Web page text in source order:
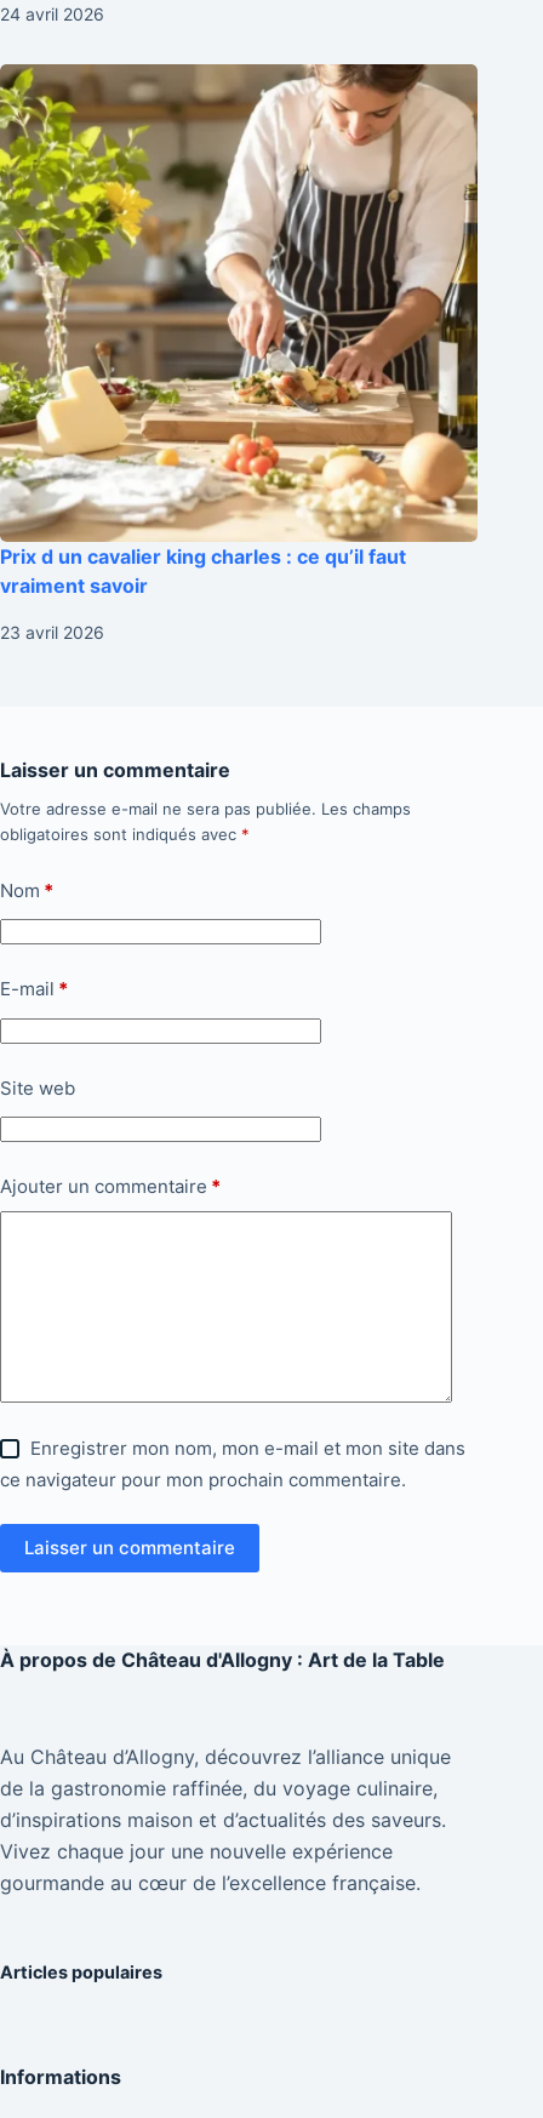
24 avril 2026
Prix d un cavalier king charles : ce qu’il faut
vraiment savoir
23 avril 2026
Laisser un commentaire
Votre adresse e-mail ne sera pas publiée. Les champs
obligatoires sont indiqués avec *
Nom *
E-mail *
Site web
Ajouter un commentaire *
Enregistrer mon nom, mon e-mail et mon site dans
ce navigateur pour mon prochain commentaire.
Laisser un commentaire
À propos de Château d'Allogny : Art de la Table
Au Château d’Allogny, découvrez l’alliance unique
de la gastronomie raffinée, du voyage culinaire,
d’inspirations maison et d’actualités des saveurs.
Vivez chaque jour une nouvelle expérience
gourmande au cœur de l’excellence française.
Articles populaires
Informations